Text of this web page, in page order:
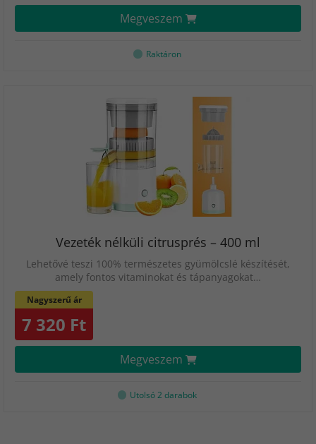
Megveszem
Raktáron
Vezeték nélküli citrusprés – 400 ml
Lehetővé teszi 100% természetes gyümölcslé készítését,
amely fontos vitaminokat és tápanyagokat…
Nagyszerű ár
7 320 Ft
Megveszem
Utolsó 2 darabok